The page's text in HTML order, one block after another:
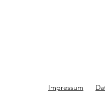
Impressum